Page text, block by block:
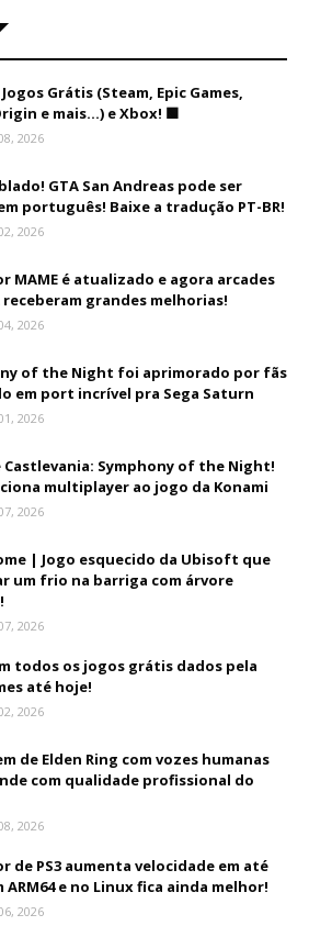
Grátis (Steam, Epic Games,
e mais...) e Xbox! 🟩
2026
GTA San Andreas pode ser
português! Baixe a tradução PT-BR!
2026
MAME é atualizado e agora arcades
receberam grandes melhorias!
2026
of the Night foi aprimorado por fãs
em port incrível pra Sega Saturn
2026
Castlevania: Symphony of the Night!
multiplayer ao jogo da Konami
2026
| Jogo esquecido da Ubisoft que
um frio na barriga com árvore
2026
todos os jogos grátis dados pela
até hoje!
2026
de Elden Ring com vozes humanas
com qualidade profissional do
2026
de PS3 aumenta velocidade em até
ARM64 e no Linux fica ainda melhor!
2026